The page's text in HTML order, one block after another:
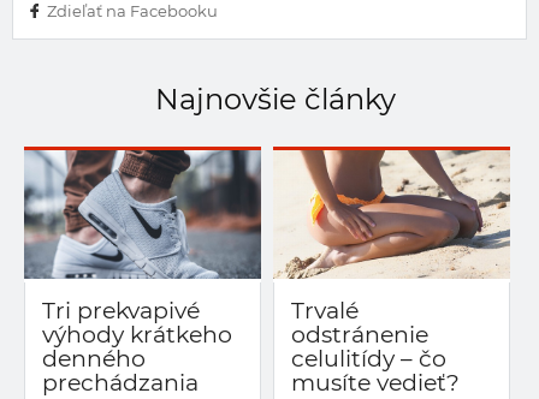
Zdieľať na Facebooku
Najnovšie články
Tri prekvapivé
výhody krátkeho
denného
prechádzania
Trvalé
odstránenie
celulitídy – čo
musíte vedieť?